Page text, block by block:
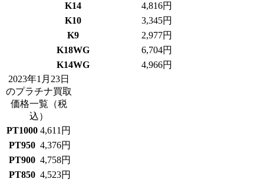
K14
4,816円
K10
3,345円
K9
2,977円
K18WG
6,704円
K14WG
4,966円
2023年1月23日
のプラチナ買取
価格一覧 （税
込）
PT1000 4,611 円
PT950 4,376円
PT900 4,758円
PT850 4,523円